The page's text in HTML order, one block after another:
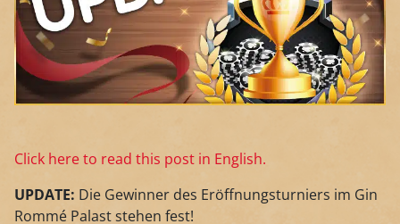
Click here to read this post in English.
UPDATE: Die Gewinner des Eröffnungsturniers im Gin
Rommé Palast stehen fest!